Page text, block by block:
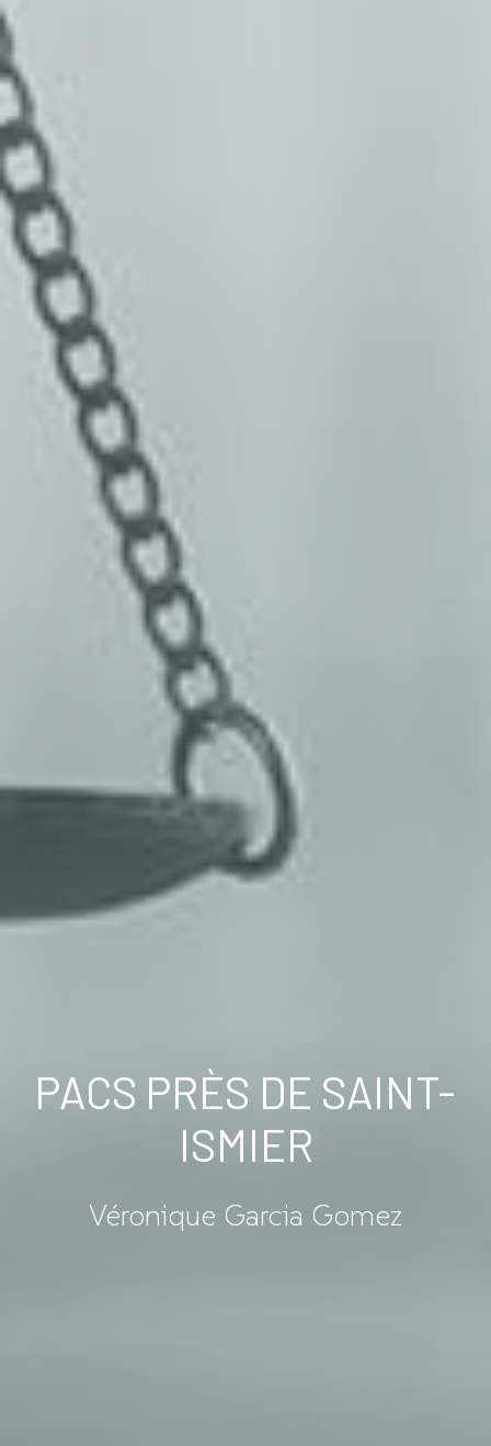
PACS PRÈS DE SAINT-
ISMIER
Véronique Garcia Gomez